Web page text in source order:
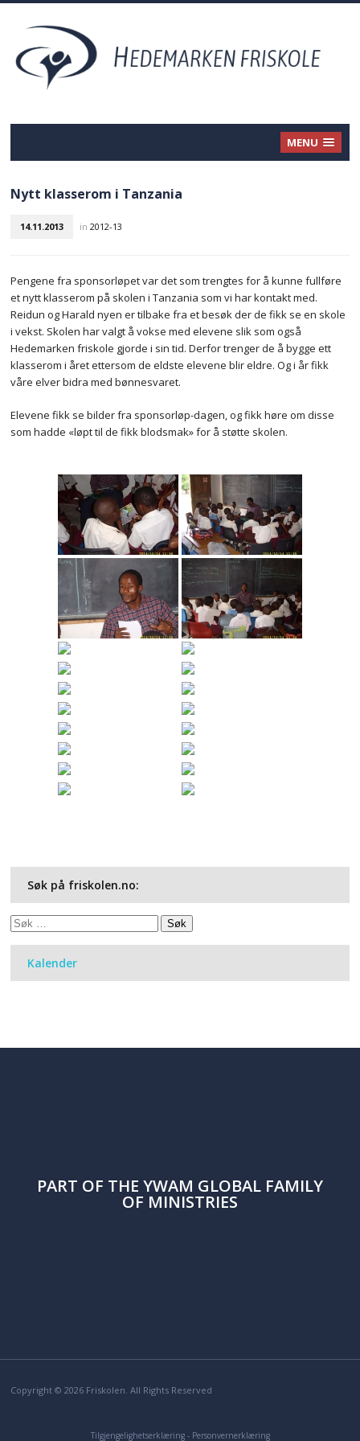
MENU
Nytt klasserom i Tanzania
14.11.2013 in2012-13
Pengene fra sponsorløpet var det som trengtes for å kunne fullføre
et nytt klasserom på skolen i Tanzania som vi har kontakt med.
Reidun og Harald nyen er tilbake fra et besøk der de fikk se en skole
i vekst. Skolen har valgt å vokse med elevene slik som også
Hedemarken friskole gjorde i sin tid. Derfor trenger de å bygge ett
klasserom i året ettersom de eldste elevene blir eldre. Og i år fikk
våre elver bidra med bønnesvaret.
Elevene fikk se bilder fra sponsorløp-dagen, og fikk høre om disse
som hadde «løpt til de fikk blodsmak» for å støtte skolen.
Søk på friskolen.no:
Søk
Kalender
PART OF THE YWAM GLOBAL FAMILY
OF MINISTRIES
Copyright © 2026 Friskolen. All Rights Reserved
Tilgjengelighetserklæring- Personvernerklæring